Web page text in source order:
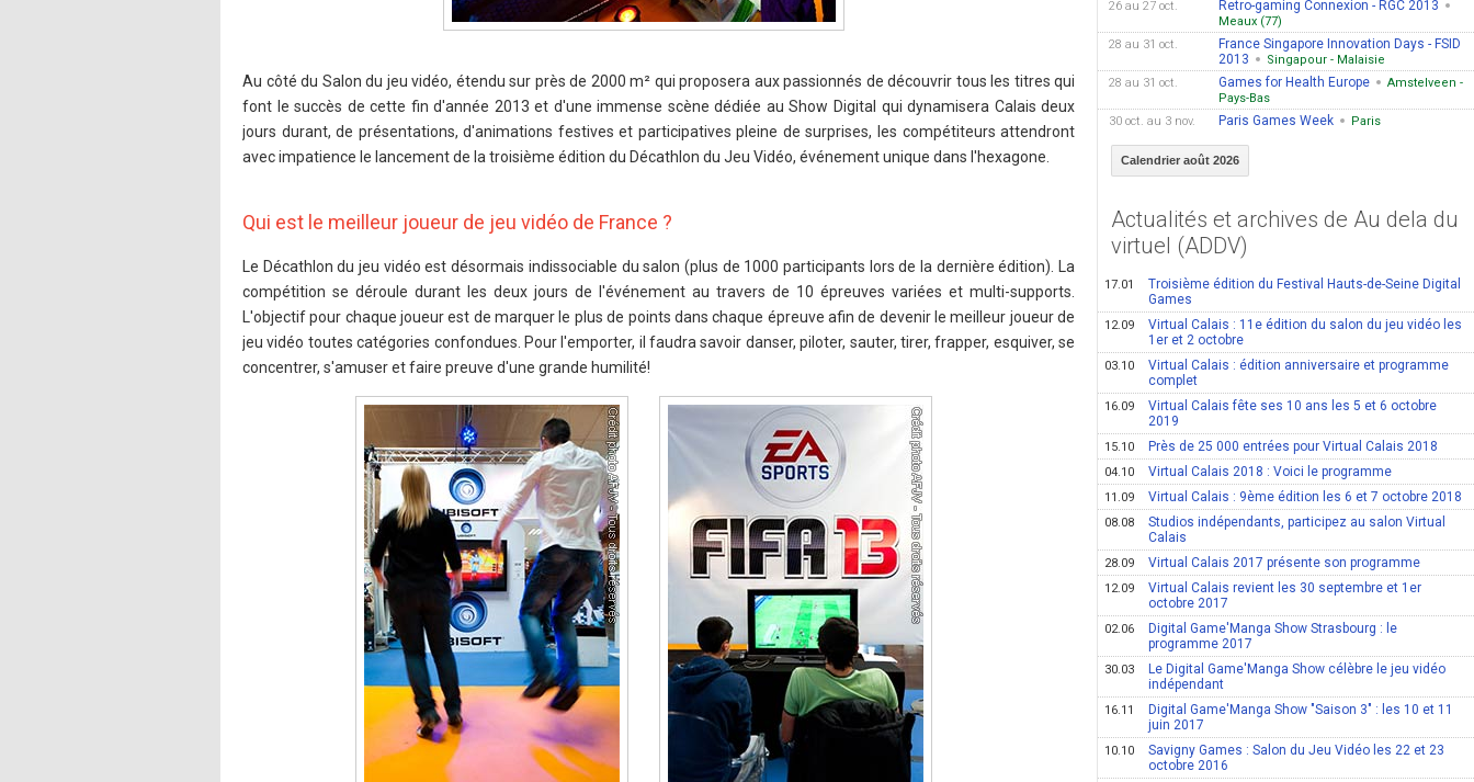
Au côté du Salon du jeu vidéo, étendu sur près de 2000 m² qui proposera aux passionnés de découvrir tous les titres qui
font le succès de cette fin d'année 2013 et d'une immense scène dédiée au Show Digital qui dynamisera Calais deux
jours durant, de présentations, d'animations festives et participatives pleine de surprises, les compétiteurs attendront
avec impatience le lancement de la troisième édition du Décathlon du Jeu Vidéo, événement unique dans l'hexagone.
Qui est le meilleur joueur de jeu vidéo de France ?
Le Décathlon du jeu vidéo est désormais indissociable du salon (plus de 1000 participants lors de la dernière édition). La
compétition se déroule durant les deux jours de l'événement au travers de 10 épreuves variées et multi-supports.
L'objectif pour chaque joueur est de marquer le plus de points dans chaque épreuve afin de devenir le meilleur joueur de
jeu vidéo toutes catégories confondues. Pour l'emporter, il faudra savoir danser, piloter, sauter, tirer, frapper, esquiver, se
concentrer, s'amuser et faire preuve d'une grande humilité!
26 au 27 oct.
Retro-gaming Connexion - RGC 2013
Meaux (77)
28 au 31 oct.
France Singapore Innovation Days - FSID
2013
Singapour - Malaisie
28 au 31 oct.
Games for Health Europe
Amstelveen -
Pays-Bas
30 oct. au 3 nov.
Paris Games Week Paris
Calendrier août 2026
Actualités et archives de Au dela du
virtuel (ADDV)
17.01
Troisième édition du Festival Hauts-de-Seine Digital
Games
12.09
Virtual Calais : 11e édition du salon du jeu vidéo les
1er et 2 octobre
03.10
Virtual Calais : édition anniversaire et programme
complet
16.09
Virtual Calais fête ses 10 ans les 5 et 6 octobre
2019
15.10 Près de 25 000 entrées pour Virtual Calais 2018
04.10 Virtual Calais 2018 : Voici le programme
11.09 Virtual Calais : 9ème édition les 6 et 7 octobre 2018
08.08
Studios indépendants, participez au salon Virtual
Calais
28.09 Virtual Calais 2017 présente son programme
12.09
Virtual Calais revient les 30 septembre et 1er
octobre 2017
02.06
Digital Game'Manga Show Strasbourg : le
programme 2017
30.03
Le Digital Game'Manga Show célèbre le jeu vidéo
indépendant
16.11
Digital Game'Manga Show "Saison 3" : les 10 et 11
juin 2017
10.10
Savigny Games : Salon du Jeu Vidéo les 22 et 23
octobre 2016